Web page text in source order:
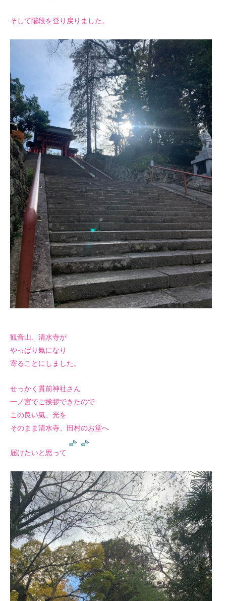
そして階段を登り戻りました。
観音山、清水寺が
やっぱり氣になり
寄ることにしました。
せっかく貫前神社さん
一ノ宮でご挨拶できたので
この良い氣、光を
そのまま清水寺、田村のお堂へ
届けたいと思って